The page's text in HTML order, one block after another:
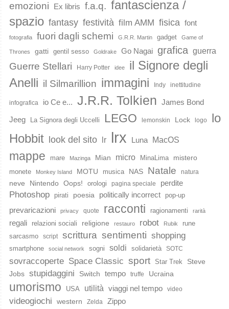
emozioni Ex libris f.a.q. fantascienza /
spazio fantasy festività film AMM fisica font
fotografia fuori dagli schemi G.R.R. Martin gadget Game of
Thrones gatti gentil sesso Goldrake Go Nagai grafica guerra
Guerre Stellari Harry Potter idee
il Signore degli
Anelli il Silmarillion immagini Indy inettitudine
infografica io Ce e... J.R.R. Tolkien James Bond
Jeeg La Signora degli Uccelli LEGO lemonskin Lock logo
lo
Hobbit look del sito lr lrx Luna MacOS
mappe mare Mazinga Mian micro MinaLima mistero
monete Monkey Island MOTU musica NAS Natale natura
neve Nintendo Oops! orologi pagina speciale perdite
Photoshop pirati poesia politically incorrect pop-up
prevaricazioni privacy quote racconti ragionamenti rarità
regali relazioni sociali religione restauro robot Rubik
rune
sarcasmo
script scrittura sentimenti shopping
smartphone social network sogni soldi solidarietà SOTC
sovraccoperte Space Classic sport Star Trek
Steve
Jobs stupidaggini Switch tempo truffe Ucraina
umorismo USA utilità viaggi nel tempo video
videogiochi western Zelda Zippo